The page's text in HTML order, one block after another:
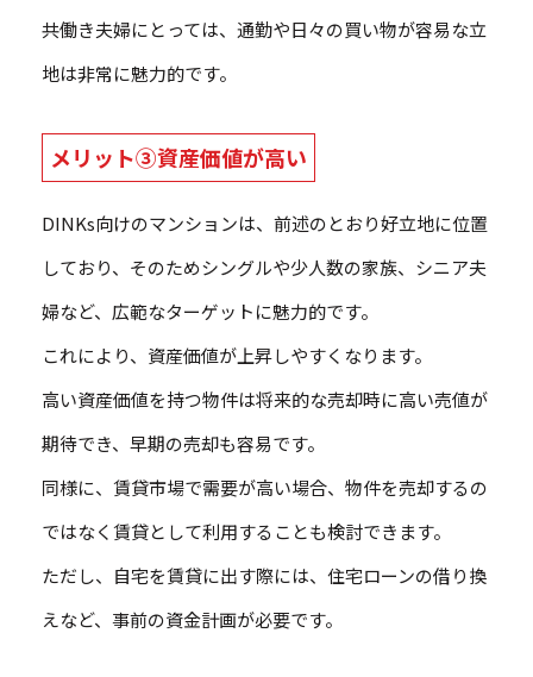
共働き夫婦にとっては、通勤や日々の買い物が容易な立
地は非常に魅力的です。
メリット③資産価値が高い
DINKs向けのマンションは、前述のとおり好立地に位置
しており、そのためシングルや少人数の家族、シニア夫
婦など、広範なターゲットに魅力的です。
これにより、資産価値が上昇しやすくなります。
高い資産価値を持つ物件は将来的な売却時に高い売値が
期待でき、早期の売却も容易です。
同様に、賃貸市場で需要が高い場合、物件を売却するの
ではなく賃貸として利用することも検討できます。
ただし、自宅を賃貸に出す際には、住宅ローンの借り換
えなど、事前の資金計画が必要です。